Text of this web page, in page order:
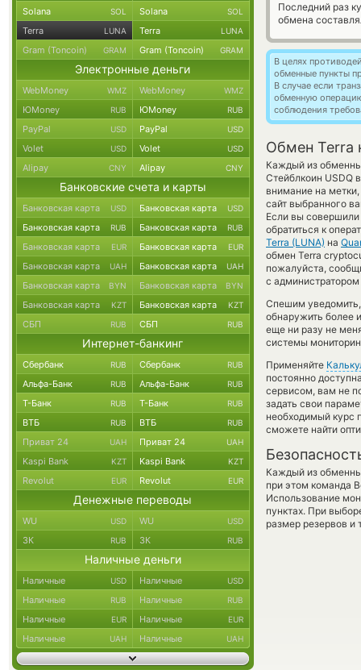
Последний раз
обмена
В целях
обменные пункты
В случае если
обменную
соблюдения
Обмен Terra
Каждый из
Стейблкоин USDQ
внимание на
сайт выбранного
Если вы
обратиться к
Terra (LUNA) на
обмен Terra
пожалуйста,
с
Спешим
обнаружить более
еще ни разу не
системы
Применяйте
постоянно
сервисом, вам не
задать свои
необходимый курс
сможете найти
Каждый из
при этом команда
Использование
пунктах. При
размер резервов и
Solana SOL Solana SOL
Terra LUNA Terra LUNA
Gram (Toncoin) GRAM Gram (Toncoin) GRAM
Электронные деньги
WebMoney WMZ WebMoney WMZ
ЮMoney RUB ЮMoney RUB
PayPal USD PayPal USD
Volet USD Volet USD
Alipay CNY Alipay CNY
Банковские счета и карты
Банковская карта USD Банковская карта USD
Банковская карта RUB Банковская карта RUB
Банковская карта EUR Банковская карта EUR
Банковская карта UAH Банковская карта UAH
Банковская карта BYN Банковская карта BYN
Банковская карта KZT Банковская карта KZT
СБП RUB СБП RUB
Интернет-банкинг
Сбербанк RUB Сбербанк RUB
Альфа-Банк RUB Альфа-Банк RUB
Т-Банк RUB Т-Банк RUB
ВТБ RUB ВТБ RUB
Приват 24 UAH Приват 24 UAH
Kaspi Bank KZT Kaspi Bank KZT
Revolut EUR Revolut EUR
Денежные переводы
WU USD WU USD
ЗК RUB ЗК RUB
Наличные деньги
Наличные USD Наличные USD
Наличные RUB Наличные RUB
Наличные EUR Наличные EUR
Наличные UAH Наличные UAH